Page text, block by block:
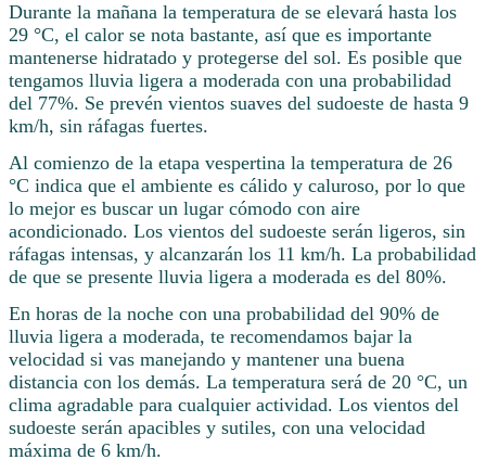
Durante la mañana la temperatura de se elevará hasta los
29 °C, el calor se nota bastante, así que es importante
mantenerse hidratado y protegerse del sol. Es posible que
tengamos lluvia ligera a moderada con una probabilidad
del 77%. Se prevén vientos suaves del sudoeste de hasta 9
km/h, sin ráfagas fuertes.
Al comienzo de la etapa vespertina la temperatura de 26
°C indica que el ambiente es cálido y caluroso, por lo que
lo mejor es buscar un lugar cómodo con aire
acondicionado. Los vientos del sudoeste serán ligeros, sin
ráfagas intensas, y alcanzarán los 11 km/h. La probabilidad
de que se presente lluvia ligera a moderada es del 80%.
En horas de la noche con una probabilidad del 90% de
lluvia ligera a moderada, te recomendamos bajar la
velocidad si vas manejando y mantener una buena
distancia con los demás. La temperatura será de 20 °C, un
clima agradable para cualquier actividad. Los vientos del
sudoeste serán apacibles y sutiles, con una velocidad
máxima de 6 km/h.